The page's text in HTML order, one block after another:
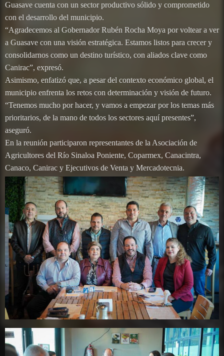
Guasave cuenta con un sector productivo sólido y comprometido
con el desarrollo del municipio.
“Agradecemos al Gobernador Rubén Rocha Moya por voltear a ver
a Guasave con una visión estratégica. Estamos listos para crecer y
consolidarnos como un destino turístico, con aliados clave como
Canirac”, expresó.
Asimismo, enfatizó que, a pesar del contexto económico global, el
municipio enfrenta los retos con determinación y visión de futuro.
“Tenemos mucho por hacer, y vamos a empezar por los temas más
prioritarios, de la mano de todos los sectores aquí presentes”,
aseguró.
En la reunión participaron representantes de la Asociación de
Agricultores del Río Sinaloa Poniente, Coparmex, Canacintra,
Canaco, Canirac y Ejecutivos de Venta y Mercadotecnia.